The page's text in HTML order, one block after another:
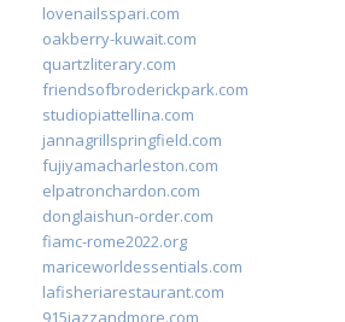
lovenailsspari.com
oakberry-kuwait.com
quartzliterary.com
friendsofbroderickpark.com
studiopiattellina.com
jannagrillspringfield.com
fujiyamacharleston.com
elpatronchardon.com
donglaishun-order.com
fiamc-rome2022.org
mariceworldessentials.com
lafisheriarestaurant.com
915jazzandmore.com